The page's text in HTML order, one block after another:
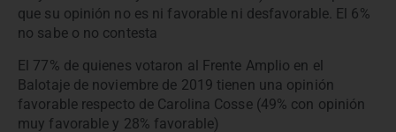
que su opinión no es ni favorable ni desfavorable. El 6%
no sabe o no contesta
El 77% de quienes votaron al Frente Amplio en el
Balotaje de noviembre de 2019 tienen una opinión
favorable respecto de Carolina Cosse (49% con opinión
muy favorable y 28% favorable)